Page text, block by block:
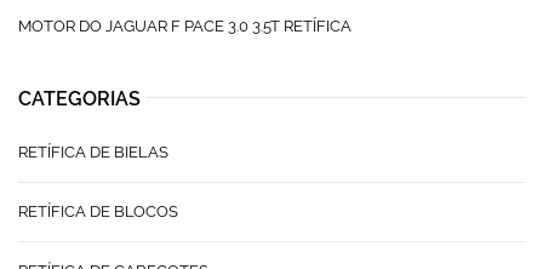
MOTOR DO JAGUAR F PACE 3.0 3.5T RETÍFICA
CATEGORIAS
RETÍFICA DE BIELAS
RETÍFICA DE BLOCOS